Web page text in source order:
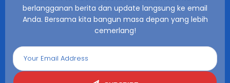
berlangganan berita dan update langsung ke email
Anda. Bersama kita bangun masa depan yang lebih
cemerlang!